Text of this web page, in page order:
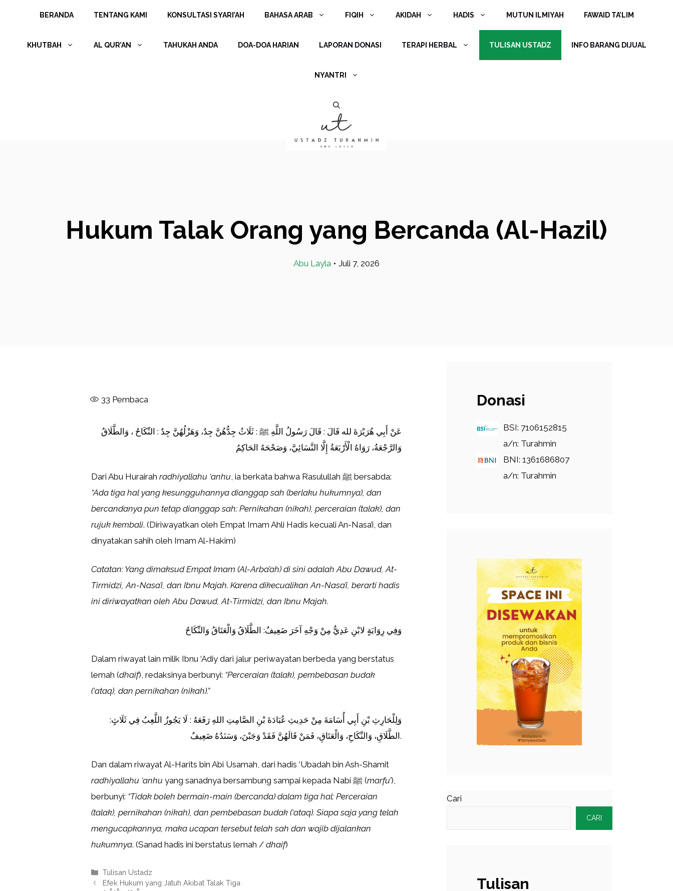
BERANDA TENTANG KAMI KONSULTASI SYARI’AH BAHASA ARAB FIQIH AKIDAH HADIS MUTUN ILMIYAH FAWAID TA’LIM
KHUTBAH AL QUR’AN TAHUKAH ANDA DOA-DOA HARIAN LAPORAN DONASI TERAPI HERBAL TULISAN USTADZ INFO BARANG DIJUAL
NYANTRI
Hukum Talak Orang yang Bercanda (Al-Hazil)
Abu Layla • Juli 7, 2026
33 Pembaca
عَنْ أَبِي هُرَيْرَةَ لله قَالَ : قَالَ رَسُولُ اللَّهِ ﷺ : ثَلَاثُ جِدُّهُنَّ جِدٌ، وَهَزْلُهُنَّ جِدٌ : النِّكَاحُ ، وَالطَّلَاقُ
وَالرَّجْعَةُ، رَوَاهُ الْأَرْبَعَةُ إِلَّا النَّسَائِيَّ، وَصَحْحَهُ الحَاكِمُ
Dari Abu Hurairah radhiyallahu ‘anhu
, ia berkata bahwa Rasulullah ﷺ bersabda:
“Ada tiga hal yang kesungguhannya dianggap sah (berlaku hukumnya), dan
bercandanya pun tetap dianggap sah: Pernikahan (nikah), perceraian (talak), dan
rujuk kembali. (Diriwayatkan oleh Empat Imam Ahli Hadis kecuali An-Nasa’i, dan
dinyatakan sahih oleh Imam Al-Hakim)
Catatan: Yang dimaksud Empat Imam (Al-Arba’ah) di sini adalah Abu Dawud, At-
Tirmidzi, An-Nasa’i, dan Ibnu Majah. Karena dikecualikan An-Nasa’i, berarti hadis
ini diriwayatkan oleh Abu Dawud, At-Tirmidzi, dan Ibnu Majah.
وَفِي رِوَايَةٍ لابْنِ عَدِيٌّ مِنْ وَجْهِ آخَرَ ضَعِيفٌ: الطَّلَاقُ وَالْعَتَاقُ وَالنِّكَاحُ
Dalam riwayat lain milik Ibnu ‘Adiy dari jalur periwayatan berbeda yang berstatus
lemah (dhaif), redaksinya berbunyi: “Perceraian (talak), pembebasan budak
(‘ataq), dan pernikahan (nikah).”
وَلِلْحَارِثِ بْنِ أَبِي أُسَامَةَ مِنْ حَدِيثِ عُبَادَةَ بْنِ الصَّامِتِ اللهِ رَفَعَهُ : لَا يَجُوزُ اللَّعِبُ فِي ثَلَاثٍ:
الطَّلَاقِ، وَالنِّكَاحِ، وَالْعَتَاقِ، فَمَنْ قَالَهُنَّ فَقَدْ وَجَبْنَ، وَسَنَدُهُ ضَعِيفٌ.
Dan dalam riwayat Al-Harits bin Abi Usamah, dari hadis ‘Ubadah bin Ash-Shamit
radhiyallahu ‘anhu
yang sanadnya bersambung sampai kepada Nabi ﷺ (marfu’),
berbunyi: “Tidak boleh bermain-main (bercanda) dalam tiga hal: Perceraian
(talak), pernikahan (nikah), dan pembebasan budak (‘ataq). Siapa saja yang telah
mengucapkannya, maka ucapan tersebut telah sah dan wajib dijalankan
hukumnya. (Sanad hadis ini berstatus lemah / dhaif)
Kategori
Tulisan Ustadz
Efek Hukum yang Jatuh Akibat Talak Tiga
Donasi
BSI: 7106152815
a/n: Turahmin
BNI: 1361686807
a/n: Turahmin
Cari
CARI
Tulisan